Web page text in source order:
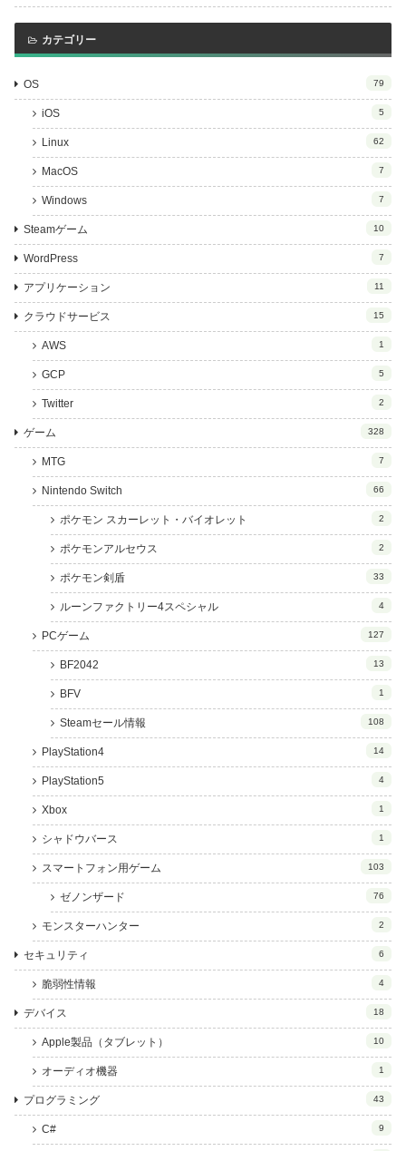
カテゴリー
OS 79
iOS 5
Linux 62
MacOS 7
Windows 7
Steamゲーム 10
WordPress 7
アプリケーション 11
クラウドサービス 15
AWS 1
GCP 5
Twitter 2
ゲーム 328
MTG 7
Nintendo Switch 66
ポケモン スカーレット・バイオレット 2
ポケモンアルセウス 2
ポケモン剣盾 33
ルーンファクトリー4スペシャル 4
PCゲーム 127
BF2042 13
BFV 1
Steamセール情報 108
PlayStation4 14
PlayStation5 4
Xbox 1
シャドウバース 1
スマートフォン用ゲーム 103
ゼノンザード 76
モンスターハンター 2
セキュリティ 6
脆弱性情報 4
デバイス 18
Apple製品（タブレット） 10
オーディオ機器 1
プログラミング 43
C# 9